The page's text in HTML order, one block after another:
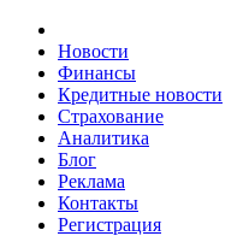
Новости
Финансы
Кредитные новости
Страхование
Аналитика
Блог
Реклама
Контакты
Регистрация